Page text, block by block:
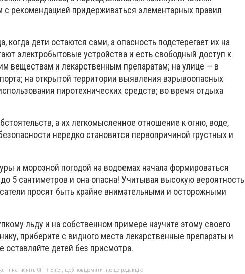
рекомендацией придерживаться элементарных правил
когда дети остаются сами, а опасность подстерегает их на
электробытовые устройства и есть свободный доступ к
веществам и лекарственным препаратам; на улице — в
на открытой территории выявления взрывоопасных
пиротехнических средств; во время отдыха
а их легкомысленное отношение к огню, воде,
нередко становятся первопричиной грустных и
и морозной погодой на водоемах начала формироваться
5 сантиметров и она опасна! Учитывая высокую вероятность
просят быть крайне внимательными и осторожными
льду и на собственном примере научите этому своего
приберите с видного места лекарственные препараты и
оставляйте детей без присмотра.
і натисніть Ctrl + Enter, щоб повідомити про це редакцію